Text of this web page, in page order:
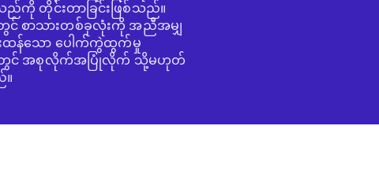
ည်ကို တိုင်းတာခြင်းဖြစ်သည်။
င် စာသားတစ်ခုလုံးကို အညီအမျှ
င်းထန်သော ပေါက်ကွဲထွက်မှု
ားတွင် အစုလိုက်အပြုံလိုက် သို့မဟုတ်
။